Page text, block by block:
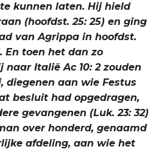
kunnen laten. Hij hield
(hoofdst. 25: 25) en ging
van Agrippa in hoofdst.
En toen het dan zo
Italië Ac 10: 2 zouden
diegenen aan wie Festus
besluit had opgedragen,
gevangenen (Luk. 23: 32)
over honderd, genaamd
afdeling, aan wie het